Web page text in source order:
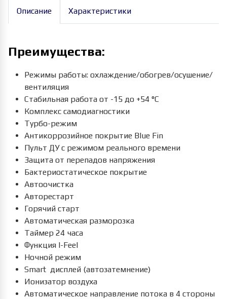
Описание Характеристики
Преимущества:
Режимы работы: охлаждение/обогрев/осушение/
вентиляция
Стабильная работа от -15 до +54 °C
Комплекс самодиагностики
Турбо-режим
Антикоррозийное покрытие Blue Fin
Пульт ДУ с режимом реального времени
Защита от перепадов напряжения
Бактериостатическое покрытие
Автоочистка
Авторестарт
Горячий старт
Автоматическая разморозка
Таймер 24 часа
Функция I-Feel
Ночной режим
Smart дисплей (автозатемнение)
Ионизатор воздуха
Автоматическое направление потока в 4 стороны